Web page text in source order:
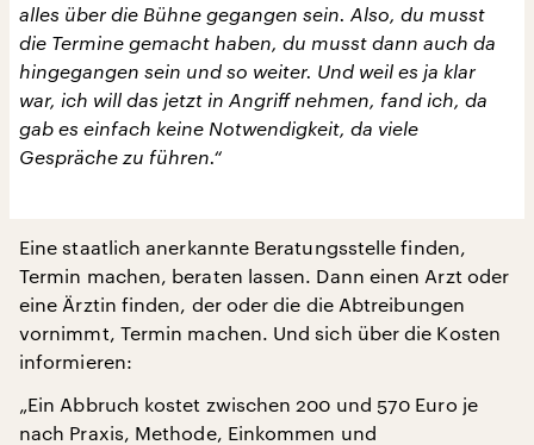
alles über die Bühne gegangen sein. Also, du musst
die Termine gemacht haben, du musst dann auch da
hingegangen sein und so weiter. Und weil es ja klar
war, ich will das jetzt in Angriff nehmen, fand ich, da
gab es einfach keine Notwendigkeit, da viele
Gespräche zu führen.“
Eine staatlich anerkannte Beratungsstelle finden,
Termin machen, beraten lassen. Dann einen Arzt oder
eine Ärztin finden, der oder die die Abtreibungen
vornimmt, Termin machen. Und sich über die Kosten
informieren:
„Ein Abbruch kostet zwischen 200 und 570 Euro je
nach Praxis, Methode, Einkommen und